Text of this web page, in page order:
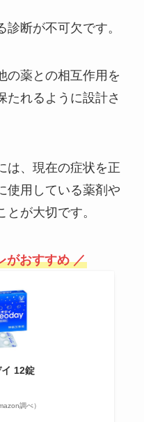
均で買える？保険適用
術後に保護メガネは必
？！自作で安く作れる
アイテムでDIY！
？マツキヨやココカラ
断が不可欠です。
の薬との相互作用を
たれるように設計さ
は、現在の症状を正
使用している薬剤や
が大切です。
がおすすめ ／
イ 12錠
調べ）